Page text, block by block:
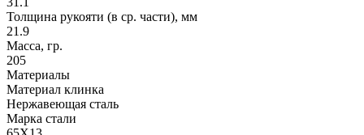
Толщина рукояти (в ср. части), мм
21.9
Масса, гр.
205
Материалы
Материал клинка
Нержавеющая сталь
Марка стали